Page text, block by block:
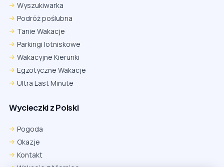
Wyszukiwarka
Podróż poślubna
Tanie Wakacje
Parkingi lotniskowe
Wakacyjne Kierunki
Egzotyczne Wakacje
Ultra Last Minute
Wycieczki z Polski
Pogoda
Okazje
Kontakt